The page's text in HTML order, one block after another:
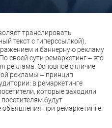
транслировать
текст с гиперссылкой),
и баннерную рекламу
своей сути ремаркетинг ‒ это
реклама. Основное отличие
рекламы ‒ принцип
в ремаркетинге
которые заходили
будут
при ремаркетинге.